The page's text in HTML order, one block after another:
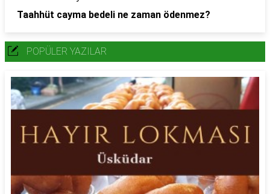
Taahhüt cayma bedeli ne zaman ödenmez?
POPÜLER YAZILAR